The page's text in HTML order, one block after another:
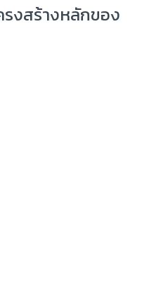
งสร้างหลักของ